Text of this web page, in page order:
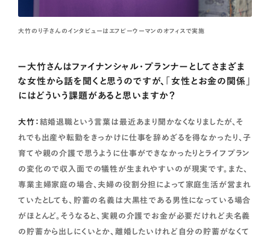
大竹のり子さんのインタビューはエフピーウーマンのオフィスで実施
ー大竹さんはファイナンシャル・プランナーとしてさまざま
な女性から話を聞くと思うのですが、「女性とお金の関係」
にはどういう課題があると思いますか？
大竹： 結婚退職という言葉は最近あまり聞かなくなりましたが、そ
れでも出産や転勤をきっかけに仕事を辞めざるを得なかったり、子
育てや親の介護で思うように仕事ができなかったりとライフプラン
の変化ので収入面での犠牲が生まれやすいのが現実です。また、
専業主婦家庭の場合、夫婦の役割分担によって家庭生活が営まれ
ていたとしても、貯蓄の名義は大黒柱である男性になっている場合
がほとんど。そうなると、実親の介護でお金が必要だけれど夫名義
の貯蓄から出しにくいとか、離婚したいけれど自分の貯蓄がなくて